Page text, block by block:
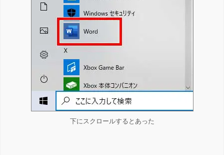
下にスクロールするとあった